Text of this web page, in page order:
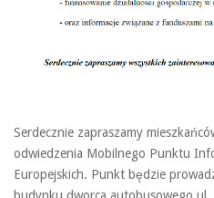
Serdecznie zapraszamy
odwiedzenia Mobilnego Punktu
Europejskich. Punkt będzie